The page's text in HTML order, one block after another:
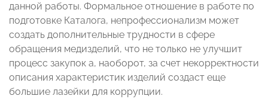
данной работы. Формальное отношение в работе по
подготовке Каталога, непрофессионализм может
создать дополнительные трудности в сфере
обращения медизделий, что не только не улучшит
процесс закупок а, наоборот, за счет некорректности
описания характеристик изделий создаст еще
большие лазейки для коррупции.